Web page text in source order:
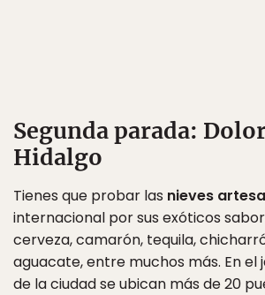
Segunda parada:
Hidalgo
Tienes que probar las nieves
internacional por sus exóticos
cerveza, camarón, tequila,
aguacate, entre muchos más. En
de la ciudad se ubican más de 20